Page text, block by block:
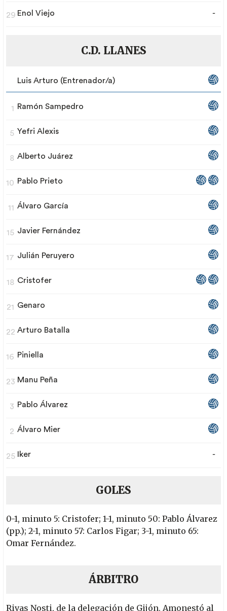
29 Enol Viejo -
C.D. LLANES
Luis Arturo (Entrenador/a)
1 Ramón Sampedro
5 Yefri Alexis
8 Alberto Juárez
10 Pablo Prieto
11 Álvaro García
15 Javier Fernández
17 Julián Peruyero
18 Cristofer
21 Genaro
22 Arturo Batalla
16 Piniella
23 Manu Peña
3 Pablo Álvarez
2 Álvaro Mier
25 Iker -
GOLES
0-1, minuto 5: Cristofer; 1-1, minuto 50: Pablo Álvarez
(pp.); 2-1, minuto 57: Carlos Figar; 3-1, minuto 65:
Omar Fernández.
ÁRBITRO
Rivas Nosti, de la delegación de Gijón. Amonestó al